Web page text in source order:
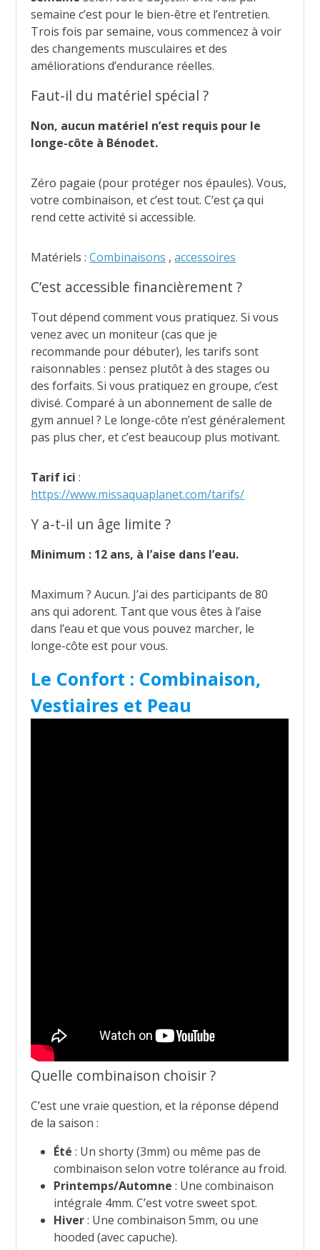
semaine c’est pour le bien-être et l’entretien.
Trois fois par semaine, vous commencez à voir
des changements musculaires et des
améliorations d’endurance réelles.
Faut-il du matériel spécial ?
Non, aucun matériel n’est requis pour le
longe-côte à Bénodet.
Zéro pagaie (pour protéger nos épaules). Vous,
votre combinaison, et c’est tout. C’est ça qui
rend cette activité si accessible.
Matériels :Combinaisons ,accessoires
C’est accessible financièrement ?
Tout dépend comment vous pratiquez. Si vous
venez avec un moniteur (cas que je
recommande pour débuter), les tarifs sont
raisonnables : pensez plutôt à des stages ou
des forfaits. Si vous pratiquez en groupe, c’est
divisé. Comparé à un abonnement de salle de
gym annuel ? Le longe-côte n’est généralement
pas plus cher, et c’est beaucoup plus motivant.
Tarif ici:
https://www.missaquaplanet.com/tarifs/
Y a-t-il un âge limite ?
Minimum : 12 ans, à l’aise dans l’eau.
Maximum ? Aucun. J’ai des participants de 80
ans qui adorent. Tant que vous êtes à l’aise
dans l’eau et que vous pouvez marcher, le
longe-côte est pour vous.
Le Confort : Combinaison,
Vestiaires et Peau
Quelle combinaison choisir ?
C’est une vraie question, et la réponse dépend
de la saison :
Été : Un shorty (3mm) ou même pas de
combinaison selon votre tolérance au froid.
Printemps/Automne : Une combinaison
intégrale 4mm. C’est votre sweet spot.
Hiver: Une combinaison 5mm, ou une
hooded (avec capuche).